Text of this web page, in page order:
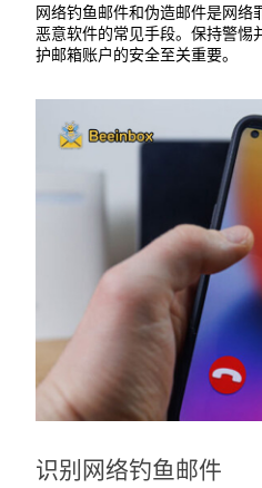
网络钓鱼邮件和伪造邮件是网络
恶意软件的常见手段。保持警惕
护邮箱账户的安全至关重要。
识别网络钓鱼邮件